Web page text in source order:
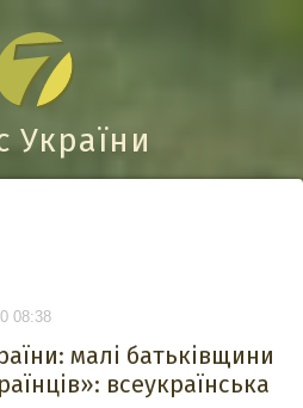
України
08:38
малі батьківщини
всеукраїнська